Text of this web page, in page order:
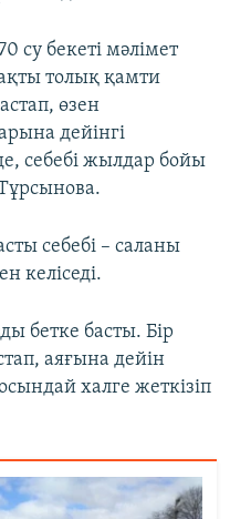
су бекеті мәлімет
толық қамти
өзен
дейінгі
себебі жылдар бойы
себебі – саланы
келіседі.
бетке басты. Бір
аяғына дейін
халге жеткізіп